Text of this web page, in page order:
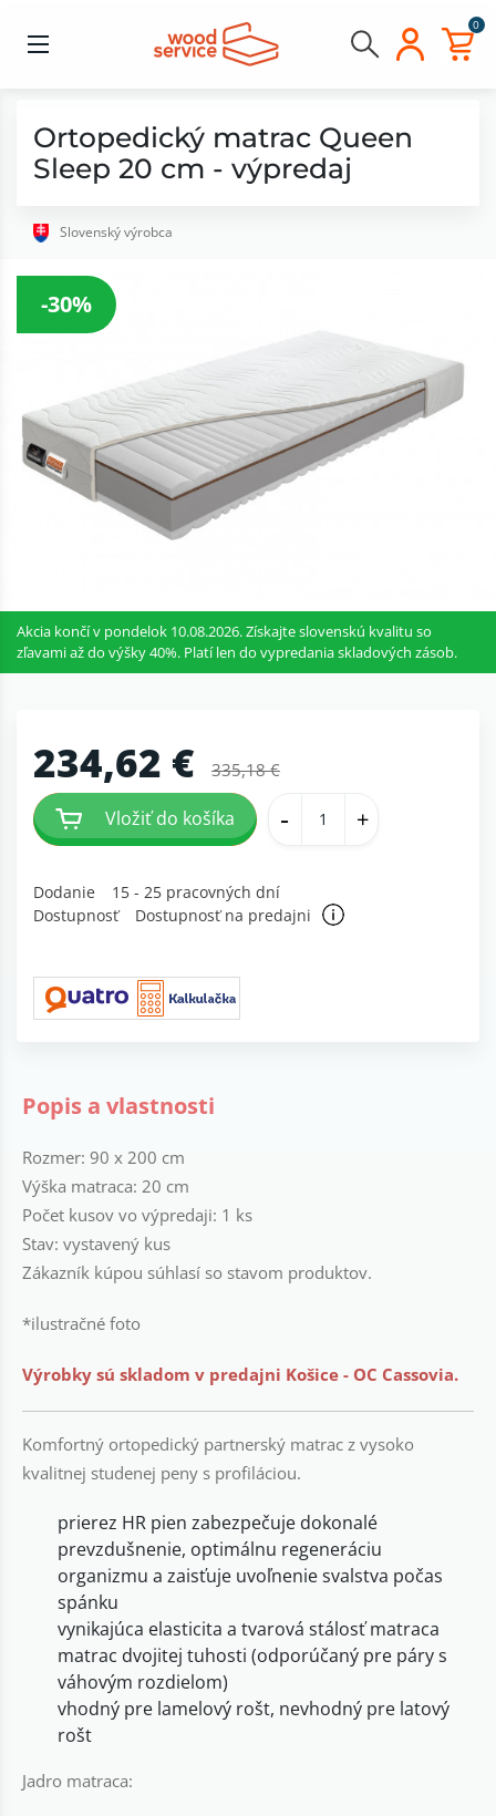
0
Ortopedický matrac Queen
Sleep 20 cm - výpredaj
Slovenský výrobca
Akcia končí v pondelok 10.08.2026. Získajte slovenskú kvalitu so
zľavami až do výšky 40%. Platí len do vypredania skladových zásob.
-30%
234,62 € 335,18 €
Vložiť do košíka - +
Dodanie
15 - 25 pracovných dní
Dostupnosť
Dostupnosť na predajni
Popis a vlastnosti
Rozmer: 90 x 200 cm
Výška matraca: 20 cm
Počet kusov vo výpredaji: 1 ks
Stav: vystavený kus
Zákazník kúpou súhlasí so stavom produktov.
*ilustračné foto
Výrobky sú skladom v predajni Košice - OC Cassovia.
Komfortný ortopedický partnerský matrac z vysoko
kvalitnej studenej peny s profiláciou.
prierez HR pien zabezpečuje dokonalé
prevzdušnenie, optimálnu regeneráciu
organizmu a zaisťuje uvoľnenie svalstva počas
spánku
vynikajúca elasticita a tvarová stálosť matraca
matrac dvojitej tuhosti (odporúčaný pre páry s
váhovým rozdielom)
vhodný pre lamelový rošt, nevhodný pre latový
rošt
Jadro matraca: